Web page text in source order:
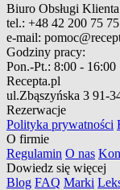
Biuro Obsługi Klienta
tel.: +48 42 200 75 75
e-mail:
Godziny pracy:
Pon.-Pt.: 8:00 - 16:00
Recepta.pl
ul.Zbąszyńska 3 91-
Rezerwacje
Polityka prywatności
O firmie
Regulamin O nas
Dowiedz się więcej
Blog FAQ Marki